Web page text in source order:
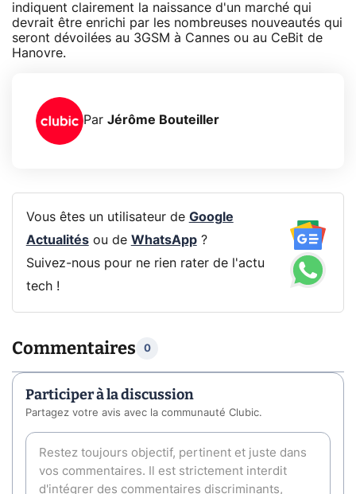
indiquent clairement la naissance d'un marché qui
devrait être enrichi par les nombreuses nouveautés qui
seront dévoilées au 3GSM à Cannes ou au CeBit de
Hanovre.
Par Jérôme Bouteiller
Vous êtes un utilisateur de Google
Actualitésou de WhatsApp?
Suivez-nous pour ne rien rater de l'actu
tech !
Commentaires 0
Participer à la discussion
Partagez votre avis avec la communauté Clubic.